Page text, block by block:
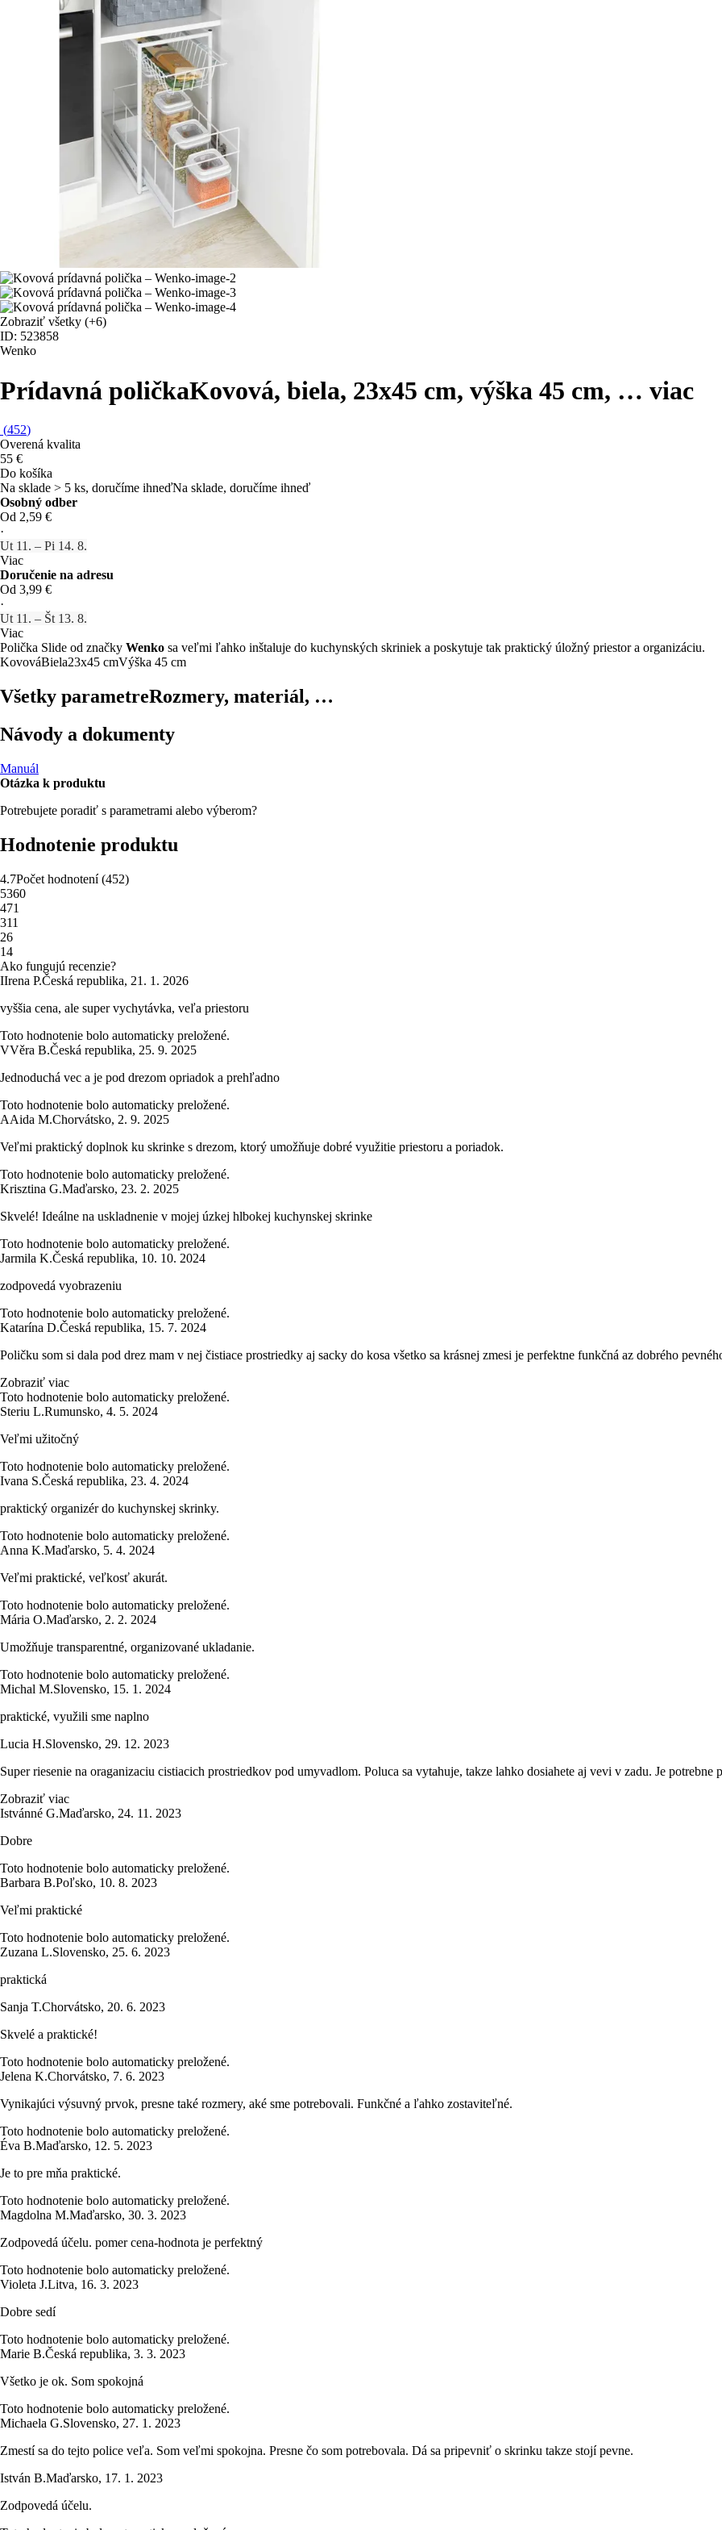
Zobraziť všetky (+6)
ID: 523858
Wenko
Prídavná poličkaKovová, biela, 23x45 cm, výška 45 cm, … viac
(452)
Overená kvalita
55 €
Do košíka
Na sklade > 5 ks, doručíme ihneďNa sklade, doručíme ihneď
Osobný odber
Od 2,59 €
·
Ut 11. – Pi 14. 8.
Viac
Doručenie na adresu
Od 3,99 €
·
Ut 11. – Št 13. 8.
Viac
Polička Slide od značky Wenko sa veľmi ľahko inštaluje do kuchynských skriniek a poskytuje tak praktický úložný priestor a organizáciu.
KovováBiela23x45 cmVýška 45 cm
Všetky parametreRozmery, materiál, …
Návody a dokumenty
Manuál
Otázka k produktu
Potrebujete poradiť s parametrami alebo výberom?
Hodnotenie produktu
4.7Počet hodnotení(452)
5360
471
311
26
14
Ako fungujú recenzie?
IIrena P.Česká republika, 21. 1. 2026
vyššia cena, ale super vychytávka, veľa priestoru
Toto hodnotenie bolo automaticky preložené.
VVěra B.Česká republika, 25. 9. 2025
Jednoduchá vec a je pod drezom opriadok a prehľadno
Toto hodnotenie bolo automaticky preložené.
AAida M.Chorvátsko, 2. 9. 2025
Veľmi praktický doplnok ku skrinke s drezom, ktorý umožňuje dobré využitie priestoru a poriadok.
Toto hodnotenie bolo automaticky preložené.
Krisztina G.Maďarsko, 23. 2. 2025
Skvelé! Ideálne na uskladnenie v mojej úzkej hlbokej kuchynskej skrinke
Toto hodnotenie bolo automaticky preložené.
Jarmila K.Česká republika, 10. 10. 2024
zodpovedá vyobrazeniu
Toto hodnotenie bolo automaticky preložené.
Katarína D.Česká republika, 15. 7. 2024
Poličku som si dala pod drez mam v nej čistiace prostriedky aj sacky do kosa všetko sa krásnej zmesi je perfektne funkčná az dobrého
Zobraziť viac
Toto hodnotenie bolo automaticky preložené.
Steriu L.Rumunsko, 4. 5. 2024
Veľmi užitočný
Toto hodnotenie bolo automaticky preložené.
Ivana S.Česká republika, 23. 4. 2024
praktický organizér do kuchynskej skrinky.
Toto hodnotenie bolo automaticky preložené.
Anna K.Maďarsko, 5. 4. 2024
Veľmi praktické, veľkosť akurát.
Toto hodnotenie bolo automaticky preložené.
Mária O.Maďarsko, 2. 2. 2024
Umožňuje transparentné, organizované ukladanie.
Toto hodnotenie bolo automaticky preložené.
Michal M.Slovensko, 15. 1. 2024
praktické, využili sme naplno
Lucia H.Slovensko, 29. 12. 2023
Super riesenie na oraganizaciu cistiacich prostriedkov pod umyvadlom. Poluca sa vytahuje, takze lahko dosiahete aj vevi v zadu. Je potrebne
Zobraziť viac
Istvánné G.Maďarsko, 24. 11. 2023
Dobre
Toto hodnotenie bolo automaticky preložené.
Barbara B.Poľsko, 10. 8. 2023
Veľmi praktické
Toto hodnotenie bolo automaticky preložené.
Zuzana L.Slovensko, 25. 6. 2023
praktická
Sanja T.Chorvátsko, 20. 6. 2023
Skvelé a praktické!
Toto hodnotenie bolo automaticky preložené.
Jelena K.Chorvátsko, 7. 6. 2023
Vynikajúci výsuvný prvok, presne také rozmery, aké sme potrebovali. Funkčné a ľahko zostaviteľné.
Toto hodnotenie bolo automaticky preložené.
Éva B.Maďarsko, 12. 5. 2023
Je to pre mňa praktické.
Toto hodnotenie bolo automaticky preložené.
Magdolna M.Maďarsko, 30. 3. 2023
Zodpovedá účelu. pomer cena-hodnota je perfektný
Toto hodnotenie bolo automaticky preložené.
Violeta J.Litva, 16. 3. 2023
Dobre sedí
Toto hodnotenie bolo automaticky preložené.
Marie B.Česká republika, 3. 3. 2023
Všetko je ok. Som spokojná
Toto hodnotenie bolo automaticky preložené.
Michaela G.Slovensko, 27. 1. 2023
Zmestí sa do tejto police veľa. Som veľmi spokojna. Presne čo som potrebovala. Dá sa pripevniť o skrinku takze stojí pevne.
István B.Maďarsko, 17. 1. 2023
Zodpovedá účelu.